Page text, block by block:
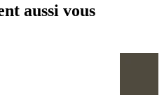
aussi vous